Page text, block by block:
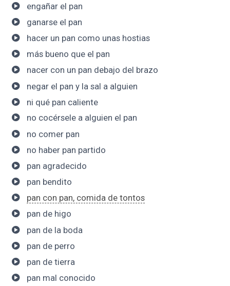
engañar el pan
ganarse el pan
hacer un pan como unas hostias
más bueno que el pan
nacer con un pan debajo del brazo
negar el pan y la sal a alguien
ni qué pan caliente
no cocérsele a alguien el pan
no comer pan
no haber pan partido
pan agradecido
pan bendito
pan con pan, comida de tontos
pan de higo
pan de la boda
pan de perro
pan de tierra
pan mal conocido